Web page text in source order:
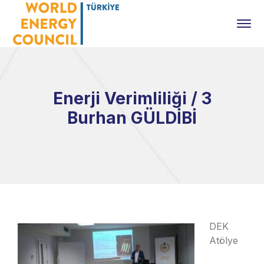
Enerji Verimliliği / 3
Burhan GÜLDİBİ
DEK
Atölye